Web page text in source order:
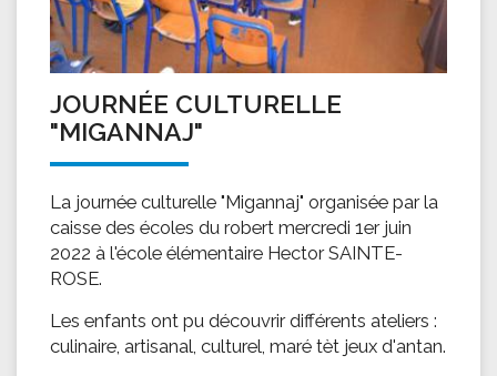
JOURNÉE CULTURELLE
"MIGANNAJ"
La journée culturelle "Migannaj" organisée par la
caisse des écoles du robert mercredi 1er juin
2022 à l'école élémentaire Hector SAINTE-
ROSE.
Les enfants ont pu découvrir différents ateliers :
culinaire, artisanal, culturel, maré tèt jeux d'antan.